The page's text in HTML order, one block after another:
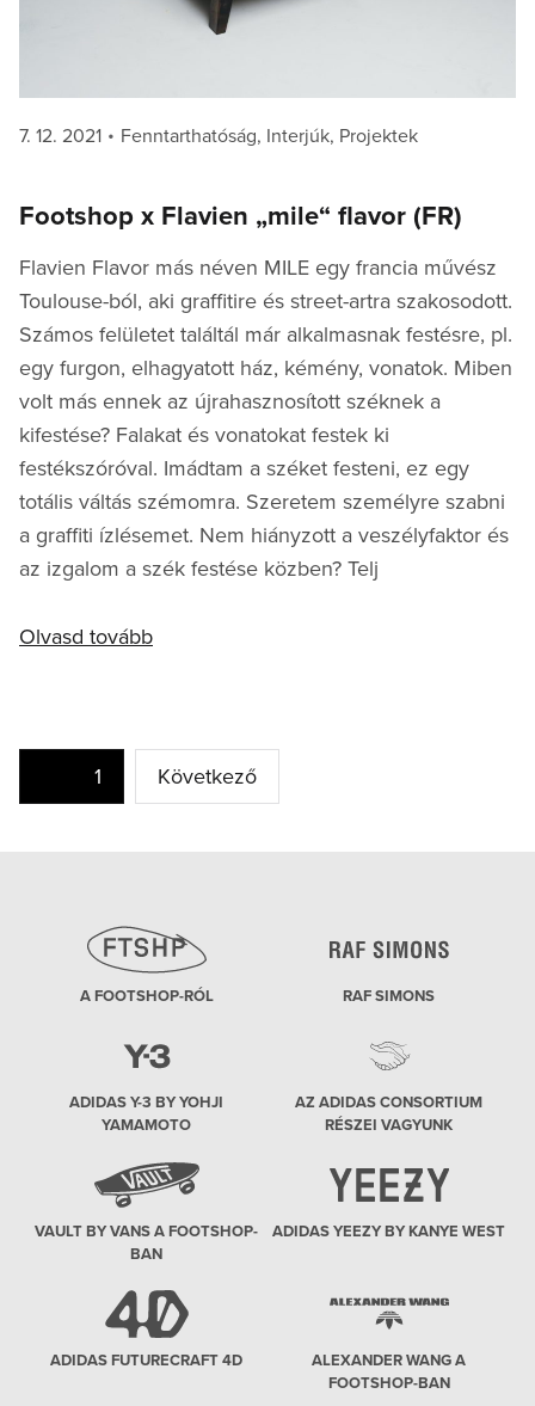
Posted
7. 12. 2021 Categories
Fenntarthatóság, Interjúk, Projektek
Footshop x Flavien „mile“ flavor (FR)
Flavien Flavor más néven MILE egy francia művész
Toulouse-ból, aki graffitire és street-artra szakosodott.
Számos felületet találtál már alkalmasnak festésre, pl.
egy furgon, elhagyatott ház, kémény, vonatok. Miben
volt más ennek az újrahasznosított széknek a
kifestése? Falakat és vonatokat festek ki
festékszóróval. Imádtam a széket festeni, ez egy
totális váltás szémomra. Szeretem személyre szabni
a graffiti ízlésemet. Nem hiányzott a veszélyfaktor és
az izgalom a szék festése közben? Telj
Olvasd tovább
Bejegyzés
navigáció
Oldal1 Következő
A FOOTSHOP-RÓL RAF SIMONS
ADIDAS Y-3 BY YOHJI
YAMAMOTO
AZ ADIDAS CONSORTIUM
RÉSZEI VAGYUNK
VAULT BY VANS A FOOTSHOP-
BAN
ADIDAS YEEZY BY KANYE WEST
ADIDAS FUTURECRAFT 4D
ALEXANDER WANG A
FOOTSHOP-BAN